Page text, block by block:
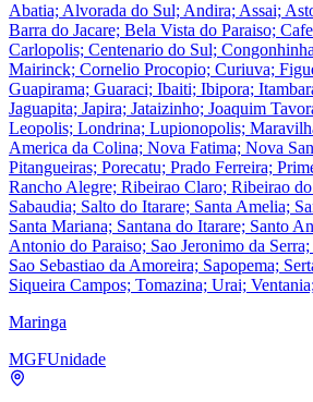
Abatia; Alvorada do Sul; Andira; Assai;
Barra do Jacare; Bela Vista do Paraiso;
Carlopolis; Centenario do Sul;
Mairinck; Cornelio Procopio; Curiuva;
Guapirama; Guaraci; Ibaiti; Ibipora;
Jaguapita; Japira; Jataizinho; Joaquim
Leopolis; Londrina; Lupionopolis;
America da Colina; Nova Fatima; Nova
Pitangueiras; Porecatu; Prado Ferreira;
Rancho Alegre; Ribeirao Claro; Ribeirao
Sabaudia; Salto do Itarare; Santa Amelia;
Santa Mariana; Santana do Itarare; Santo
Antonio do Paraiso; Sao Jeronimo da
Sao Sebastiao da Amoreira; Sapopema;
Siqueira Campos; Tomazina; Urai;
Maringa
MGFUnidade